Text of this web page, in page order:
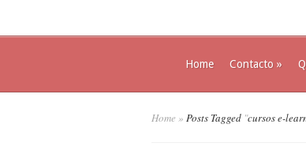
Home Contacto »
Home » Posts Tagged "cursos e-